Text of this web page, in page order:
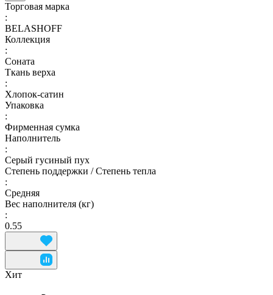
Торговая марка
:
BELASHOFF
Коллекция
:
Соната
Ткань верха
:
Хлопок-сатин
Упаковка
:
Фирменная сумка
Наполнитель
:
Серый гусиный пух
Степень поддержки / Степень тепла
:
Средняя
Вес наполнителя (кг)
:
0.55
Хит